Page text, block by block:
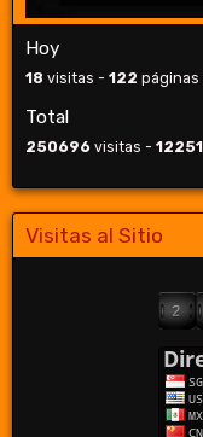
Hoy
18 visitas - 122 páginas
Total
250696 visitas -
Visitas al Sitio